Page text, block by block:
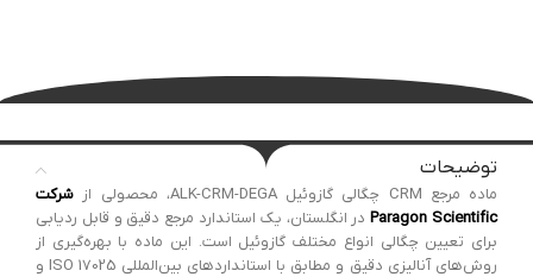
توضیحات
ماده مرجع CRM چگالی گازوئیل ALK-CRM-DEGA، محصولی از
شرکت
Paragon Scientificدر انگلستان، یک استاندارد مرجع دقیق و قابل ردیابی
برای تعیین چگالی انواع مختلف گازوئیل است. این ماده با بهره‌گیری از
روش‌های آنالیزی دقیق و مطابق با استانداردهای بین‌المللی ISO 17025 و